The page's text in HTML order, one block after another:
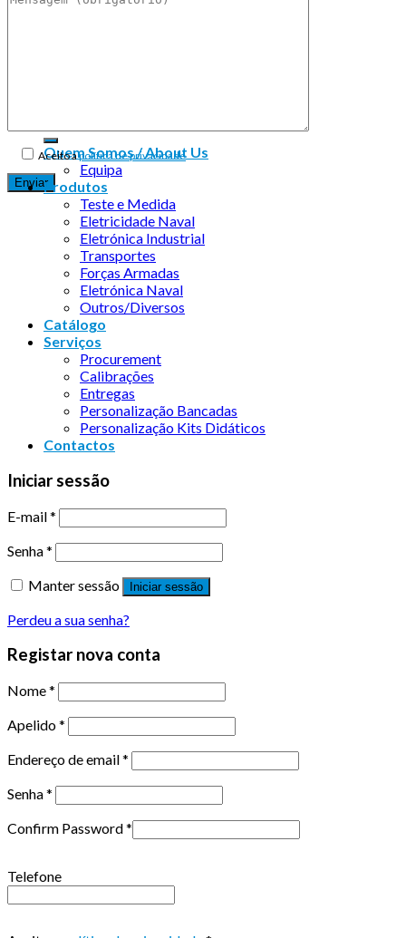
Aceito apolítica de privacidade
Endereço de email:
Quem Somos / About Us
Equipa
Produtos
Teste e Medida
Eletricidade Naval
Eletrónica Industrial
Transportes
Forças Armadas
Eletrónica Naval
Outros/Diversos
Catálogo
Serviços
Procurement
Calibrações
Entregas
Personalização Bancadas
Personalização Kits Didáticos
Contactos
Iniciar sessão
E-mail*
Senha*
Manter sessão
Iniciar sessão
Perdeu a sua senha?
Registar nova conta
Nome*
Apelido*
Endereço de email*
Senha*
Confirm Password*
Telefone